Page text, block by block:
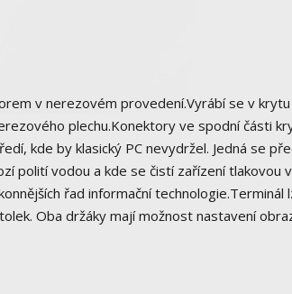
v nerezovém provedení.Vyrábí se v
plechu.Konektory ve spodní části
kde by klasický PC nevydržel. Jedná se
polití vodou a kde se čistí zařízení tlakovou
řad informační technologie.Terminál
Oba držáky mají možnost nastavení